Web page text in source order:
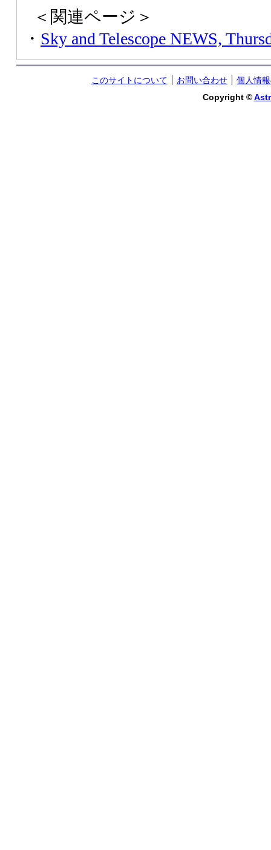
＜関連ページ＞
・ Sky and Telescope NEWS,
このサイトについて お問い合わせ
個人情
Copyright ©